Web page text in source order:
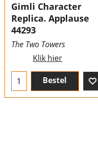
Gimli Character
Replica. Applause
44293
The Two Towers
Klik hier
Bestel